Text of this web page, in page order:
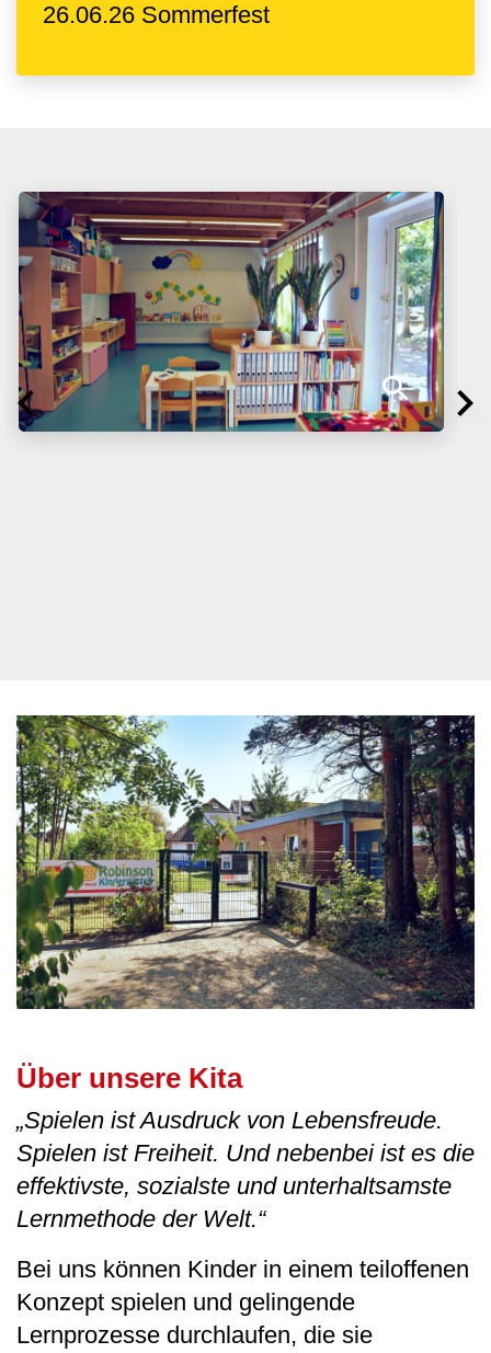
26.06.26 Sommerfest
Über unsere Kita
„Spielen ist Ausdruck von Lebensfreude.
Spielen ist Freiheit. Und nebenbei ist es die
effektivste, sozialste und unterhaltsamste
Lernmethode der Welt.“
Bei uns können Kinder in einem teiloffenen
Konzept spielen und gelingende
Lernprozesse durchlaufen, die sie